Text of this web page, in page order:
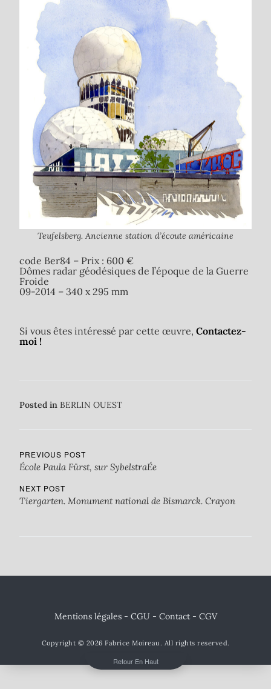
Teufelsberg. Ancienne station d’écoute américaine
code Ber84 – Prix : 600 €
Dômes radar géodésiques de l’époque de la Guerre
Froide
09-2014 – 340 x 295 mm
Si vous êtes intéressé par cette œuvre, Contactez-
moi !
Posted in BERLIN OUEST
PREVIOUS POST
École Paula Fürst, sur SybelstraÉe
NEXT POST
Tiergarten. Monument national de Bismarck. Crayon
Mentions légales - CGU - Contact - CGV
Copyright © 2026 Fabrice Moireau. All rights reserved.
Retour En Haut